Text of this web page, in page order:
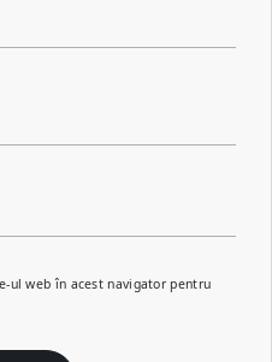
ul web în acest navigator pentru